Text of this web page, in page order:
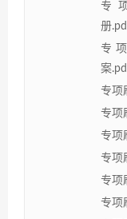
专
册
专
案
专项
专项
专项
专项
专项
专项